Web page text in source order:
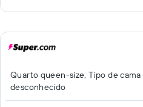
Quarto queen-size, Tipo de cama
desconhecido